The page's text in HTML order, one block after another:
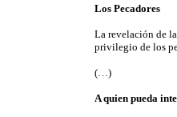
Los Pecadores
La revelación de
privilegio de los
(…)
A quien pueda